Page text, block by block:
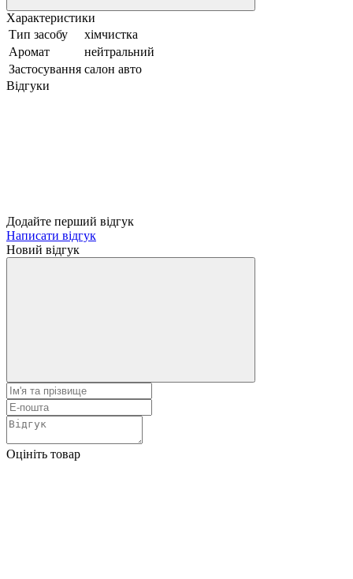
Характеристики
Тип засобу
хімчистка
Аромат
нейтральний
Застосування салон авто
Відгуки
Додайте перший відгук
Написати відгук
Новий відгук
Оцініть товар